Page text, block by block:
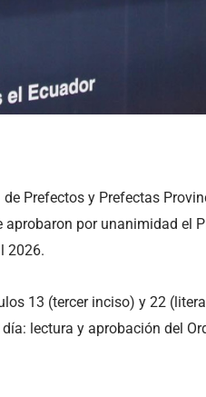
Prefectos y Prefectas
aprobaron por unanimidad el
2026.
13 (tercer inciso) y 22
lectura y aprobación del